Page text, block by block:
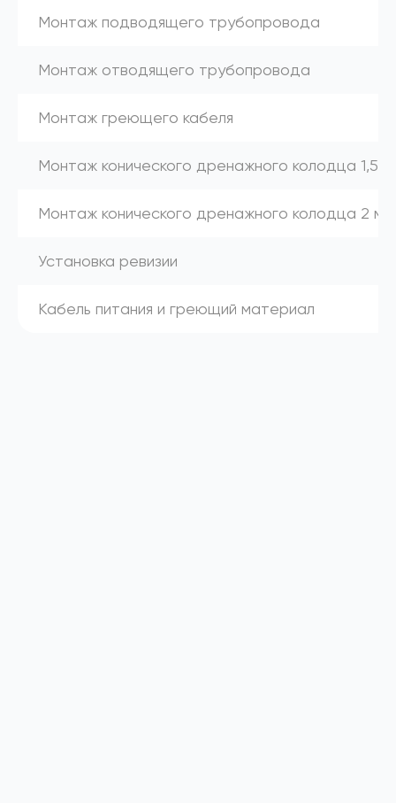
Монтаж подводящего трубопровода
Монтаж отводящего трубопровода
Монтаж греющего кабеля
Монтаж конического дренажного колодца 1,5 м
Монтаж конического дренажного колодца 2 м
Установка ревизии
Кабель питания и греющий материал